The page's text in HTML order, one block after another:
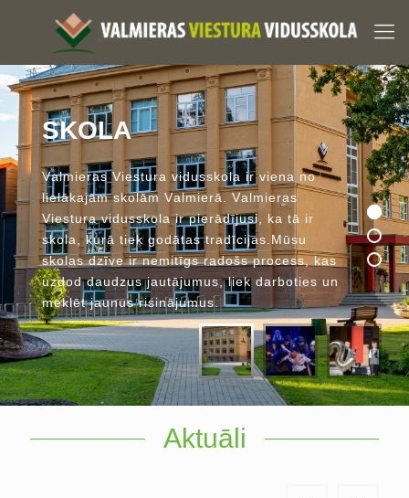
SKOLA
Valmieras Viestura vidusskola ir viena no
lielākajām skolām Valmierā Valmieras
Viestura vidusskola ir pierādījusi ka tā ir
skola , kurā tiek godātas tradīcijas Mūsu
skolas dzīve ir nemitīgs radošs process, kas
uzdod daudzus jautājumus, liek darboties un
meklēt jaunus risinājumus.
Aktuāli